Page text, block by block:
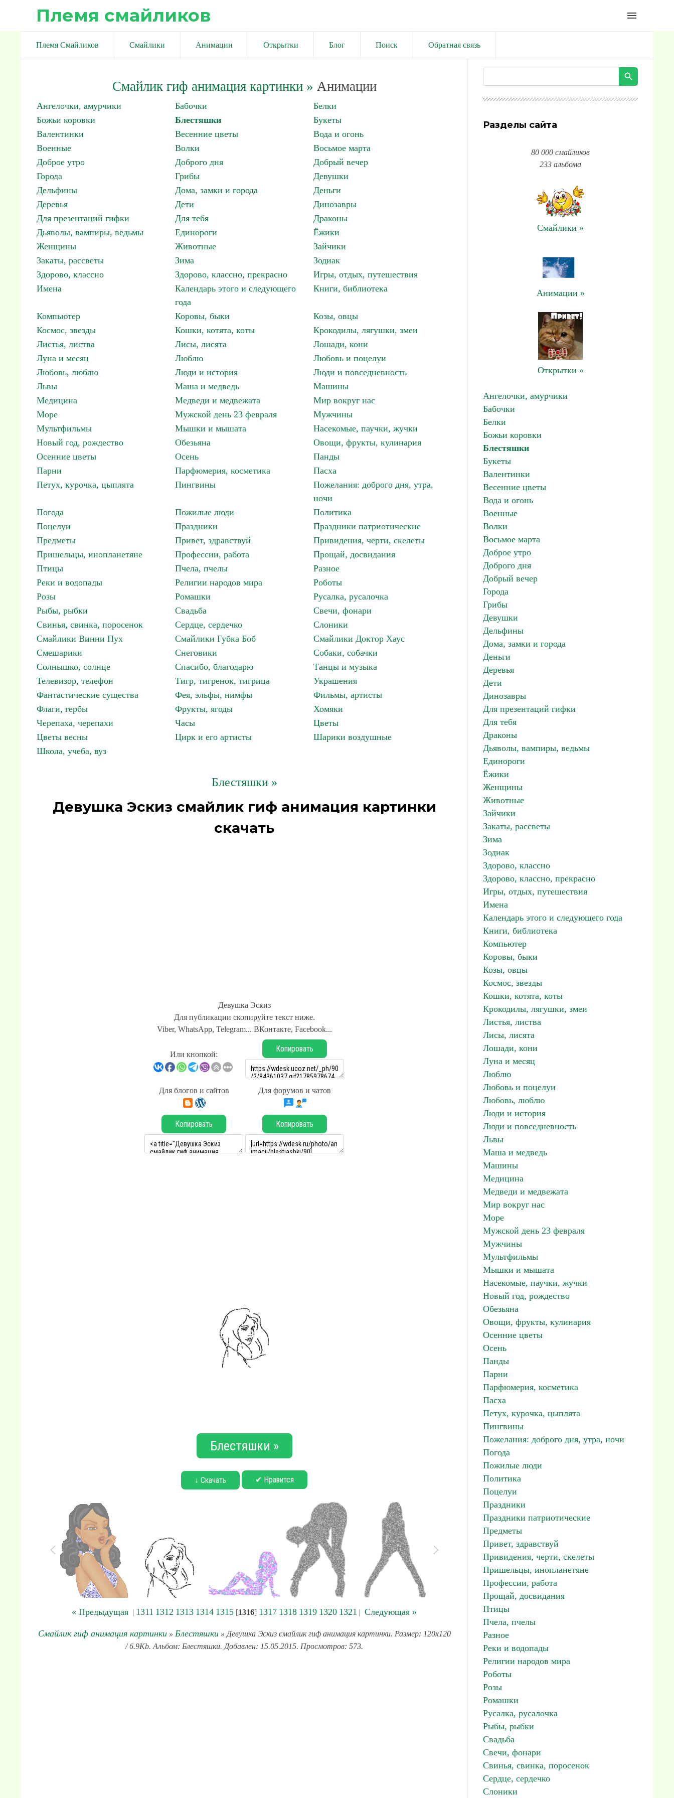
Племя смайликов menu
Племя Смайликов Смайлики Анимации Открытки Блог Поиск Обратная связь
Смайлик гиф анимация картинки» Анимации
Ангелочки, амурчики Бабочки
Белки
Божьи коровки
Блестяшки
Букеты
Валентинки
Весенние цветы
Вода и огонь
Военные
Волки
Восьмое марта
Доброе утро
Доброго дня
Добрый вечер
Города
Грибы
Девушки
Дельфины
Дома, замки и города
Деньги
Деревья
Дети
Динозавры
Для презентаций гифки
Для тебя
Драконы
Дьяволы, вампиры, ведьмы
Единороги
Ёжики
Женщины
Животные
Зайчики
Закаты, рассветы
Зима
Зодиак
Здорово, классно
Здорово, классно, прекрасно
Игры, отдых, путешествия
Имена
Календарь этого и следующего
года
Книги, библиотека
Компьютер Коровы, быки
Козы, овцы
Космос, звезды
Кошки, котята, коты
Крокодилы, лягушки, змеи
Листья, листва
Лисы, лисята
Лошади, кони
Луна и месяц
Люблю
Любовь и поцелуи
Любовь, люблю
Люди и история
Люди и повседневность
Львы
Маша и медведь
Машины
Медицина
Медведи и медвежата
Мир вокруг нас
Море
Мужской день 23 февраля
Мужчины
Мультфильмы
Мышки и мышата
Насекомые, паучки, жучки
Новый год, рождество
Обезьяна
Овощи, фрукты, кулинария
Осенние цветы
Осень
Панды
Парни
Парфюмерия, косметика
Пасха
Петух, курочка, цыплята
Пингвины
Пожелания: доброго дня, утра,
ночи
Погода
Пожилые люди
Политика
Поцелуи
Праздники
Праздники патриотические
Предметы
Привет, здравствуй
Привидения, черти, скелеты
Пришельцы, инопланетяне
Профессии, работа
Прощай, досвидания
Птицы
Пчела, пчелы
Разное
Реки и водопады
Религии народов мира
Роботы
Розы
Ромашки
Русалка, русалочка
Рыбы, рыбки
Свадьба
Свечи, фонари
Свинья, свинка, поросенок
Сердце, сердечко
Слоники
Смайлики Винни Пух
Смайлики Губка Боб
Смайлики Доктор Хаус
Смешарики
Снеговики
Собаки, собачки
Солнышко, солнце
Спасибо, благодарю
Танцы и музыка
Телевизор, телефон
Тигр, тигренок, тигрица
Украшения
Фантастические существа
Фея, эльфы, нимфы
Фильмы, артисты
Флаги, гербы
Фрукты, ягоды
Хомяки
Черепаха, черепахи
Часы
Цветы
Цветы весны
Цирк и его артисты
Шарики воздушные
Школа, учеба, вуз
Блестяшки »
Девушка Эскиз смайлик гиф анимация картинки
скачать
Девушка Эскиз
Для публикации скопируйте текст ниже.
Viber, WhatsApp, Telegram... ВКонтакте, Facebook...
Или кнопкой:
Копировать
Для блогов и сайтов Для форумов и чатов
Копировать Копировать
Блестяшки »
↓ Скачать ✔ Нравится
« Предыдущая | 1311 1312 1313 1314 1315 [1316] 1317 1318 1319 1320 1321 | Следующая »
Смайлик гиф анимация картинки» Блестяшки» Девушка Эскиз смайлик гиф анимация картинки. Размер: 120x120
/ 6.9Kb. Альбом: Блестяшки. Добавлен: 15.05.2015. Просмотров: 573.
Разделы сайта
80 000 смайликов
233 альбома
Смайлики »
Анимации »
Открытки »
Ангелочки, амурчики
Бабочки
Белки
Божьи коровки
Блестяшки
Букеты
Валентинки
Весенние цветы
Вода и огонь
Военные
Волки
Восьмое марта
Доброе утро
Доброго дня
Добрый вечер
Города
Грибы
Девушки
Дельфины
Дома, замки и города
Деньги
Деревья
Дети
Динозавры
Для презентаций гифки
Для тебя
Драконы
Дьяволы, вампиры, ведьмы
Единороги
Ёжики
Женщины
Животные
Зайчики
Закаты, рассветы
Зима
Зодиак
Здорово, классно
Здорово, классно, прекрасно
Игры, отдых, путешествия
Имена
Календарь этого и следующего года
Книги, библиотека
Компьютер
Коровы, быки
Козы, овцы
Космос, звезды
Кошки, котята, коты
Крокодилы, лягушки, змеи
Листья, листва
Лисы, лисята
Лошади, кони
Луна и месяц
Люблю
Любовь и поцелуи
Любовь, люблю
Люди и история
Люди и повседневность
Львы
Маша и медведь
Машины
Медицина
Медведи и медвежата
Мир вокруг нас
Море
Мужской день 23 февраля
Мужчины
Мультфильмы
Мышки и мышата
Насекомые, паучки, жучки
Новый год, рождество
Обезьяна
Овощи, фрукты, кулинария
Осенние цветы
Осень
Панды
Парни
Парфюмерия, косметика
Пасха
Петух, курочка, цыплята
Пингвины
Пожелания: доброго дня, утра, ночи
Погода
Пожилые люди
Политика
Поцелуи
Праздники
Праздники патриотические
Предметы
Привет, здравствуй
Привидения, черти, скелеты
Пришельцы, инопланетяне
Профессии, работа
Прощай, досвидания
Птицы
Пчела, пчелы
Разное
Реки и водопады
Религии народов мира
Роботы
Розы
Ромашки
Русалка, русалочка
Рыбы, рыбки
Свадьба
Свечи, фонари
Свинья, свинка, поросенок
Сердце, сердечко
Слоники